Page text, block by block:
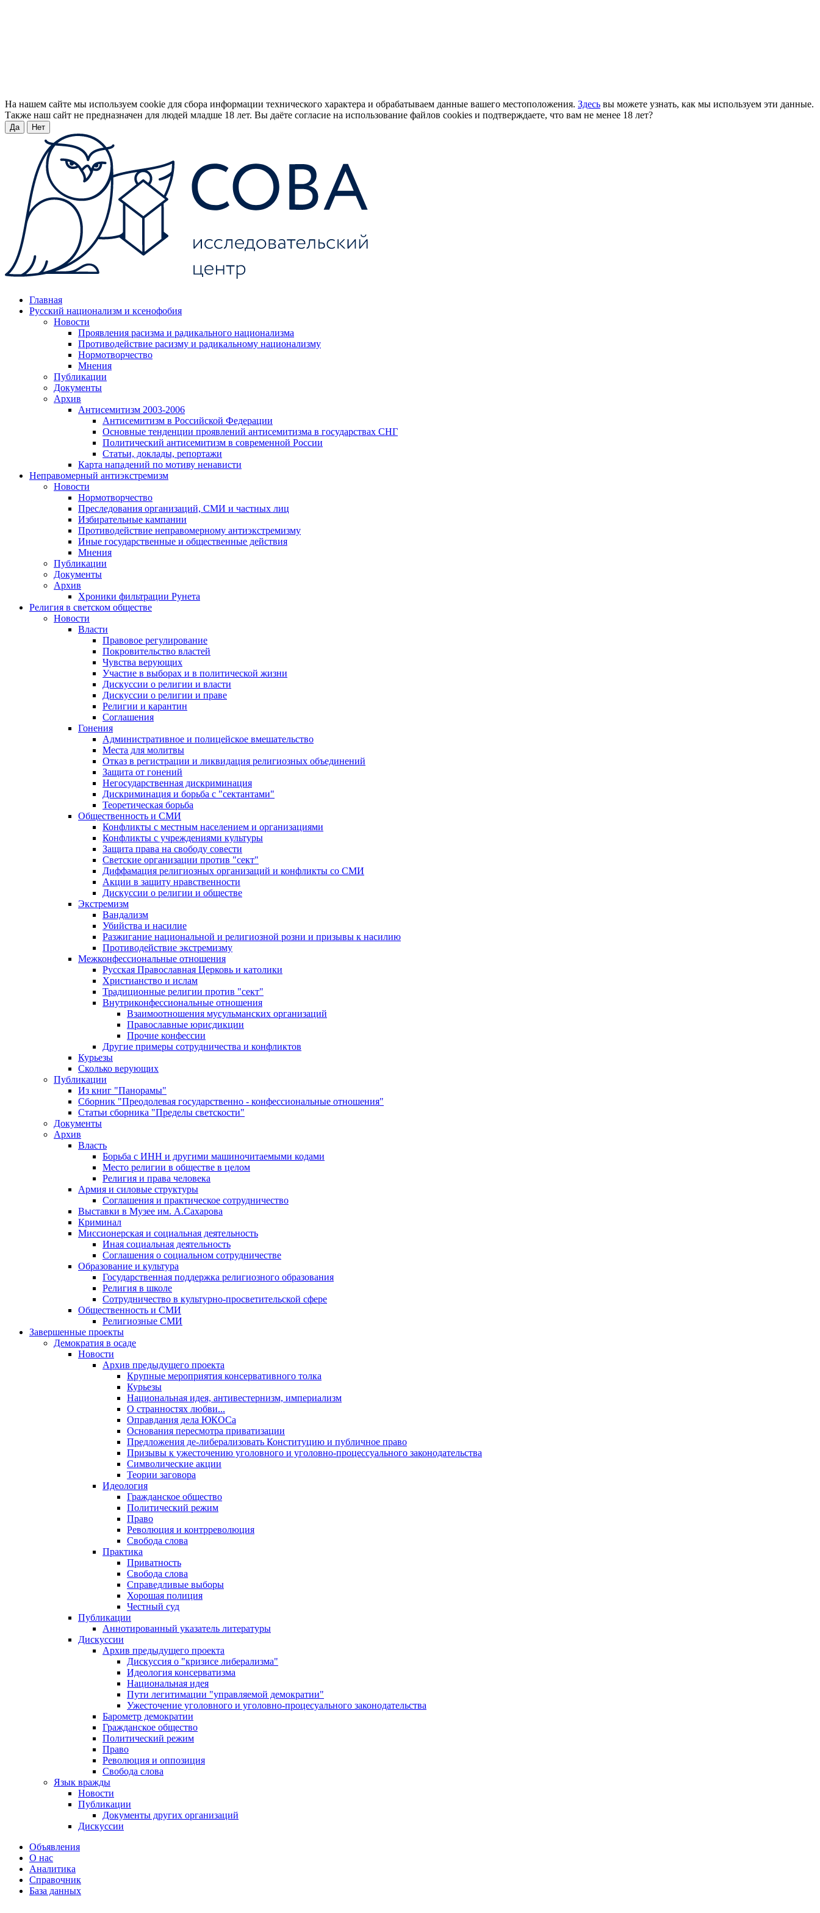
На нашем сайте мы используем cookie для сбора информации технического характера и обрабатываем данные вашего местоположения. Здесь вы можете узнать, как мы используем эти данные.
Также наш сайт не предназначен для людей младше 18 лет. Вы даёте согласие на использование файлов cookies и подтверждаете, что вам не менее 18 лет?
Да Нет
Главная
Русский национализм и ксенофобия
Новости
Проявления расизма и радикального национализма
Противодействие расизму и радикальному национализму
Нормотворчество
Мнения
Публикации
Документы
Архив
Антисемитизм 2003-2006
Антисемитизм в Российской Федерации
Основные тенденции проявлений антисемитизма в государствах СНГ
Политический антисемитизм в современной России
Статьи, доклады, репортажи
Карта нападений по мотиву ненависти
Неправомерный антиэкстремизм
Новости
Нормотворчество
Преследования организаций, СМИ и частных лиц
Избирательные кампании
Противодействие неправомерному антиэкстремизму
Иные государственные и общественные действия
Мнения
Публикации
Документы
Архив
Хроники фильтрации Рунета
Религия в светском обществе
Новости
Власти
Правовое регулирование
Покровительство властей
Чувства верующих
Участие в выборах и в политической жизни
Дискуссии о религии и власти
Дискуссии о религии и праве
Религии и карантин
Соглашения
Гонения
Административное и полицейское вмешательство
Места для молитвы
Отказ в регистрации и ликвидация религиозных объединений
Защита от гонений
Негосударственная дискриминация
Дискриминация и борьба с "сектантами"
Теоретическая борьба
Общественность и СМИ
Конфликты с местным населением и организациями
Конфликты с учреждениями культуры
Защита права на свободу совести
Светские организации против "сект"
Диффамация религиозных организаций и конфликты со СМИ
Акции в защиту нравственности
Дискуссии о религии и обществе
Экстремизм
Вандализм
Убийства и насилие
Разжигание национальной и религиозной розни и призывы к насилию
Противодействие экстремизму
Межконфессиональные отношения
Русская Православная Церковь и католики
Христианство и ислам
Традиционные религии против "сект"
Внутриконфессиональные отношения
Взаимоотношения мусульманских организаций
Православные юрисдикции
Прочие конфессии
Другие примеры сотрудничества и конфликтов
Курьезы
Сколько верующих
Публикации
Из книг "Панорамы"
Сборник "Преодолевая государственно - конфессиональные отношения"
Статьи сборника "Пределы светскости"
Документы
Архив
Власть
Борьба с ИНН и другими машиночитаемыми кодами
Место религии в обществе в целом
Религия и права человека
Армия и силовые структуры
Соглашения и практическое сотрудничество
Выставки в Музее им. А.Сахарова
Криминал
Миссионерская и социальная деятельность
Иная социальная деятельность
Соглашения о социальном сотрудничестве
Образование и культура
Государственная поддержка религиозного образования
Религия в школе
Сотрудничество в культурно-просветительской сфере
Общественность и СМИ
Религиозные СМИ
Завершенные проекты
Демократия в осаде
Новости
Архив предыдущего проекта
Крупные мероприятия консервативного толка
Курьезы
Национальная идея, антивестернизм, империализм
О странностях любви...
Оправдания дела ЮКОСа
Основания пересмотра приватизации
Предложения де-либерализовать Конституцию и публичное право
Призывы к ужесточению уголовного и уголовно-процессуального законодательства
Символические акции
Теории заговора
Идеология
Гражданское общество
Политический режим
Право
Революция и контрреволюция
Свобода слова
Практика
Приватность
Свобода слова
Справедливые выборы
Хорошая полиция
Честный суд
Публикации
Аннотированный указатель литературы
Дискуссии
Архив предыдущего проекта
Дискуссия о "кризисе либерализма"
Идеология консерватизма
Национальная идея
Пути легитимации "управляемой демократии"
Ужесточение уголовного и уголовно-процесуального законодательства
Барометр демократии
Гражданское общество
Политический режим
Право
Революция и оппозиция
Свобода слова
Язык вражды
Новости
Публикации
Документы других организаций
Дискуссии
Объявления
О нас
Аналитика
Справочник
База данных